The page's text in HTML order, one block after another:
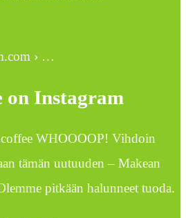
› …
on Instagram
WHOOOOP! Vihdoin
tämän uutuuden – Makean
pitkään halunneet tuoda.